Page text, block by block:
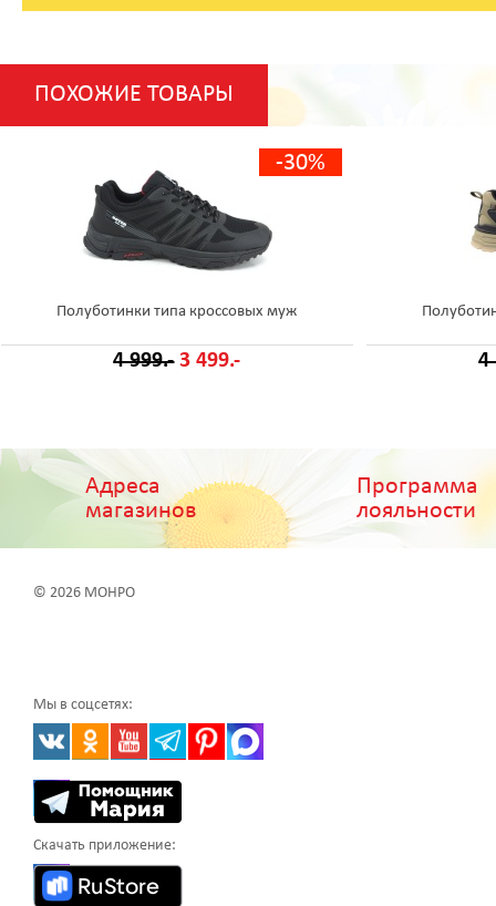
ПОХОЖИЕ ТОВАРЫ
-30%
Полуботинки типа кроссовых муж
4 999.- 3 499.- 4
Адреса
магазинов
Программа
лояльности
© 2026 МОНРО
Мы в соцсетях:
Скачать приложение: